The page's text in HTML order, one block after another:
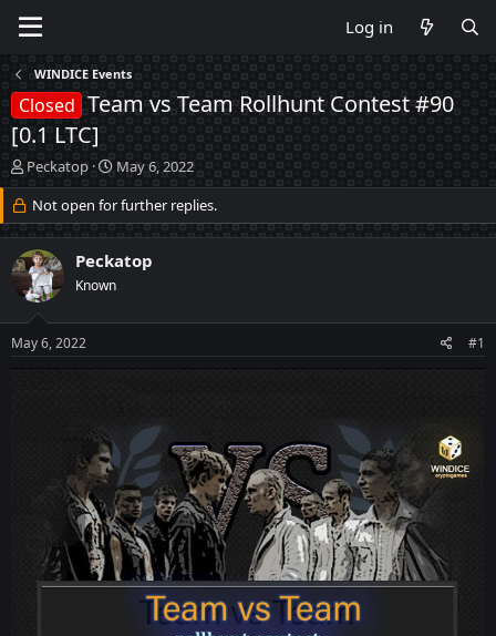
Log in
WINDICE Events
Closed Team vs Team Rollhunt Contest #90
[0.1 LTC]
T
h
r
e
a
d
s
t
a
r
t
Peckatop
S
t
a
r
d
a
e
May 6, 2022
Not open for further replies.
Peckatop
Known
May 6, 2022 #1